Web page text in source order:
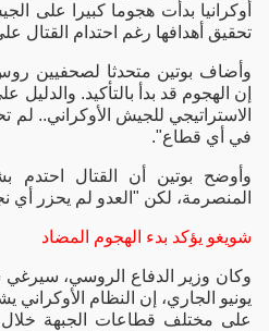
أوكرانيا بدأت هجوما كبيرا على
تحقيق أهدافها رغم احتدام القتال على مدى 3 أيام
وأضاف بوتين متحدثا لصحفيين
إن الهجوم قد بدأ بالتأكيد.
الاستراتيجي للجيش الأوكراني.. لم
في أي قطاع".
وأوضح بوتين أن القتال احتدم
المنصرمة، لكن "العدو لم يحزر
شويغو يؤكد بدء الهجوم المضاد
وكان وزير الدفاع الروسي،
يونيو الجاري، إن النظام
على مختلف قطاعات الجبهة خلال